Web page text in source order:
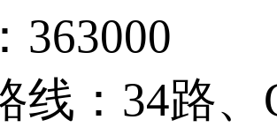
363000
线：34路